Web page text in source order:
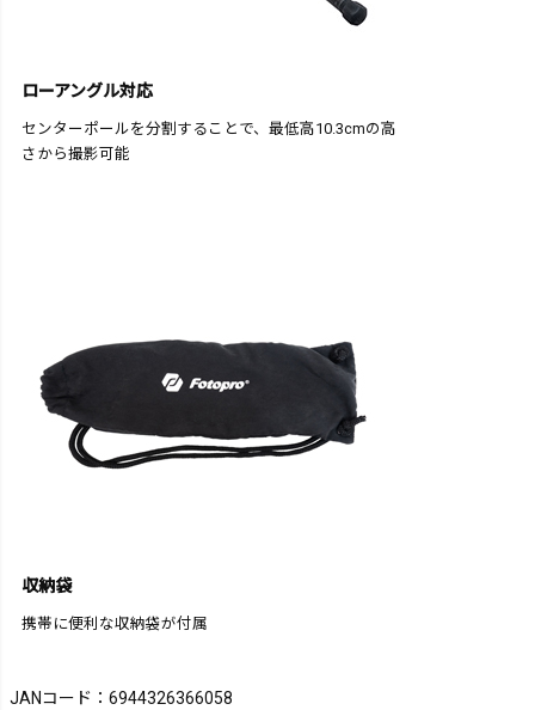
ローアングル対応
センターポールを分割することで、最低高10.3cmの高
さから撮影可能
収納袋
携帯に便利な収納袋が付属
JANコード：6944326366058